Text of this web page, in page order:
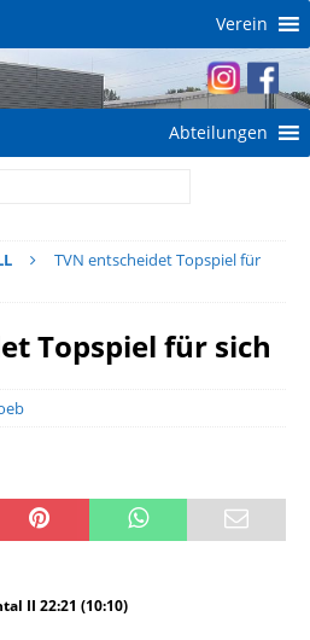
Verein
Abteilungen
TVN entscheidet Topspiel für
Topspiel für sich
II 22:21 (10:10)